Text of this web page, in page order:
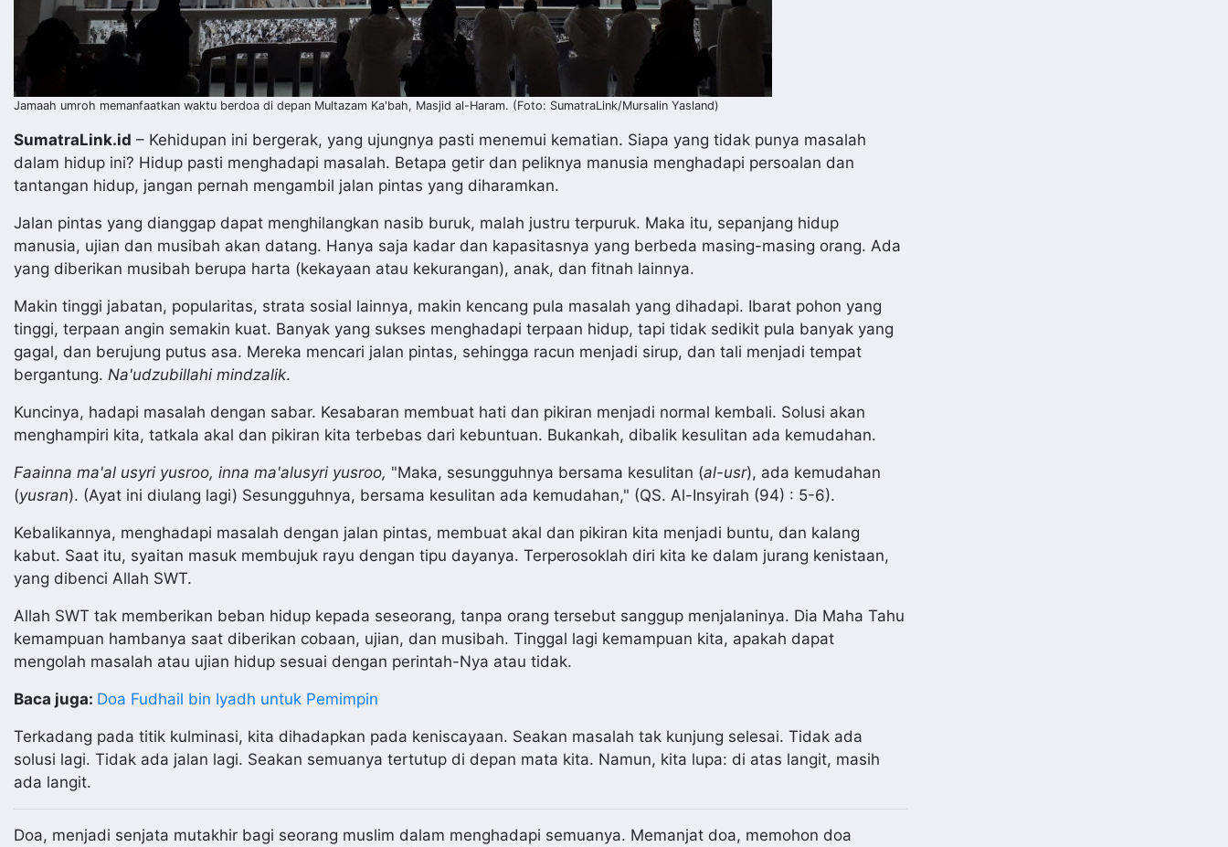
Jamaah umroh memanfaatkan waktu berdoa di depan Multazam Ka'bah, Masjid al-Haram. (Foto: SumatraLink/Mursalin Yasland)
SumatraLink.id – Kehidupan ini bergerak, yang ujungnya pasti menemui kematian. Siapa yang tidak punya masalah
dalam hidup ini? Hidup pasti menghadapi masalah. Betapa getir dan peliknya manusia menghadapi persoalan dan
tantangan hidup, jangan pernah mengambil jalan pintas yang diharamkan.
Jalan pintas yang dianggap dapat menghilangkan nasib buruk, malah justru terpuruk. Maka itu, sepanjang hidup
manusia, ujian dan musibah akan datang. Hanya saja kadar dan kapasitasnya yang berbeda masing-masing orang. Ada
yang diberikan musibah berupa harta (kekayaan atau kekurangan), anak, dan fitnah lainnya.
Makin tinggi jabatan, popularitas, strata sosial lainnya, makin kencang pula masalah yang dihadapi. Ibarat pohon yang
tinggi, terpaan angin semakin kuat. Banyak yang sukses menghadapi terpaan hidup, tapi tidak sedikit pula banyak yang
gagal, dan berujung putus asa. Mereka mencari jalan pintas, sehingga racun menjadi sirup, dan tali menjadi tempat
bergantung. Na'udzubillahi mindzalik.
Kuncinya, hadapi masalah dengan sabar. Kesabaran membuat hati dan pikiran menjadi normal kembali. Solusi akan
menghampiri kita, tatkala akal dan pikiran kita terbebas dari kebuntuan. Bukankah, dibalik kesulitan ada kemudahan.
Faainna ma'al usyri yusroo, inna ma'alusyri yusroo, "Maka, sesungguhnya bersama kesulitan (al-usr), ada kemudahan
(yusran). (Ayat ini diulang lagi) Sesungguhnya, bersama kesulitan ada kemudahan," (QS. Al-Insyirah (94) : 5-6).
Kebalikannya, menghadapi masalah dengan jalan pintas, membuat akal dan pikiran kita menjadi buntu, dan kalang
kabut. Saat itu, syaitan masuk membujuk rayu dengan tipu dayanya. Terperosoklah diri kita ke dalam jurang kenistaan,
yang dibenci Allah SWT.
Allah SWT tak memberikan beban hidup kepada seseorang, tanpa orang tersebut sanggup menjalaninya. Dia Maha Tahu
kemampuan hambanya saat diberikan cobaan, ujian, dan musibah. Tinggal lagi kemampuan kita, apakah dapat
mengolah masalah atau ujian hidup sesuai dengan perintah-Nya atau tidak.
Baca juga: Doa Fudhail bin Iyadh untuk Pemimpin
Terkadang pada titik kulminasi, kita dihadapkan pada keniscayaan. Seakan masalah tak kunjung selesai. Tidak ada
solusi lagi. Tidak ada jalan lagi. Seakan semuanya tertutup di depan mata kita. Namun, kita lupa: di atas langit, masih
ada langit.
Doa, menjadi senjata mutakhir bagi seorang muslim dalam menghadapi semuanya. Memanjat doa, memohon doa